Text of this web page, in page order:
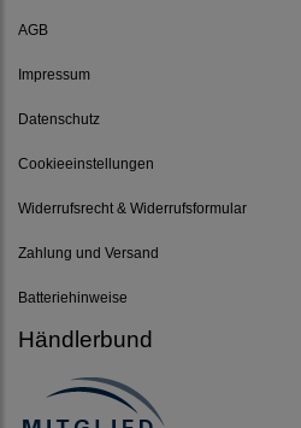
AGB
Impressum
Datenschutz
Cookieeinstellungen
Widerrufsrecht & Widerrufsformular
Zahlung und Versand
Batteriehinweise
Händlerbund